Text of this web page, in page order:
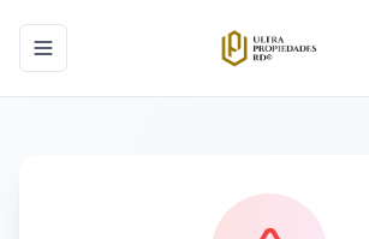
Toggle navigation menu